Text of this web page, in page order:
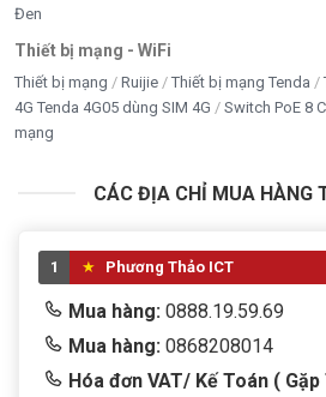
Đen
Thiết bị mạng - WiFi
Thiết bị mạng Ruijie Thiết bị mạng Tenda
4G Tenda 4G05 dùng SIM 4G
Switch PoE 8
mạng
CÁC ĐỊA CHỈ MUA HÀNG
1 Phương Thảo ICT
Mua hàng: 0888.19.59.69
Mua hàng: 0868208014
Hóa đơn VAT/ Kế Toán (